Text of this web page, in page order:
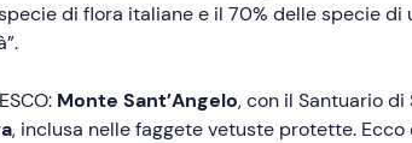
di flora italiane e il 70% delle specie di
Monte Sant’Angelo, con il Santuario
, inclusa nelle faggete vetuste protette. Ecco